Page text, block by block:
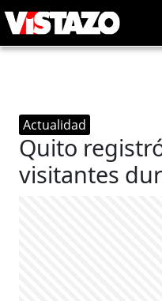
Actualidad
Quito
visitantes